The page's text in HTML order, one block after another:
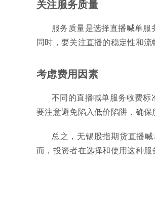
关注服务质量
服务质量是选择直播喊单服
同时，要关注直播的稳定性和流
考虑费用因素
不同的直播喊单服务收费标
要注意避免陷入低价陷阱，确保
总之，无锡股指期货直播
而，投资者在选择和使用这种服